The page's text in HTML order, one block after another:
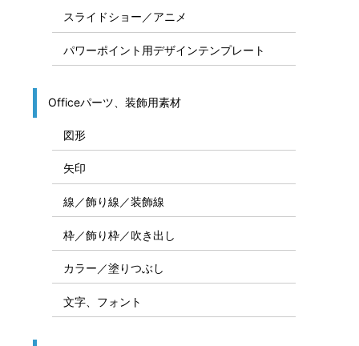
スライドショー／アニメ
パワーポイント用デザインテンプレート
Officeパーツ、装飾用素材
図形
矢印
線／飾り線／装飾線
枠／飾り枠／吹き出し
カラー／塗りつぶし
文字、フォント